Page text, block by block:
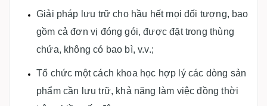
Giải pháp lưu trữ cho hầu hết mọi đối tượng, bao
gồm cả đơn vị đóng gói, được đặt trong thùng
chứa, không có bao bì, v.v.;
Tổ chức một cách khoa học hợp lý các dòng sản
phẩm cần lưu trữ, khả năng làm việc đồng thời